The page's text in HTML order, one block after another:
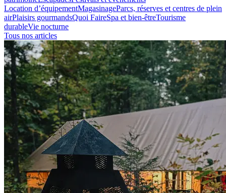
Location d’équipementMagasinageParcs, réserves et centres de plein
airPlaisirs gourmandsQuoi FaireSpa et bien-êtreTourisme
durableVie nocturne
Tous nos articles